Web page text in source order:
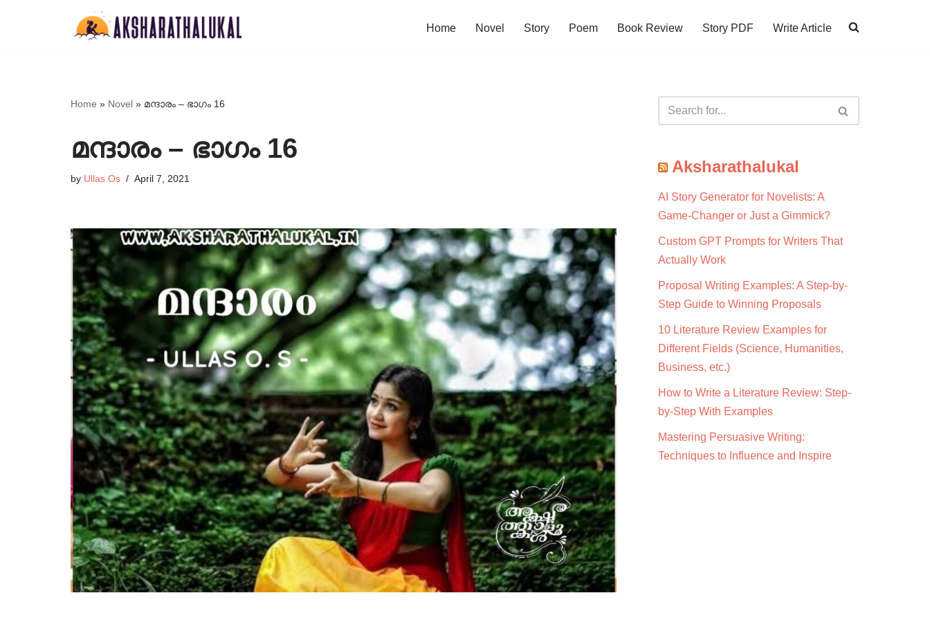
Home Novel Story Poem Book Review Story PDF Write Article
Home » Novel » മന്ദാരം – ഭാഗം 16
മന്ദാരം – ഭാഗം 16
by Ullas Os April 7, 2021
Aksharathalukal
AI Story Generator for Novelists: A
Game-Changer or Just a Gimmick?
Custom GPT Prompts for Writers That
Actually Work
Proposal Writing Examples: A Step-by-
Step Guide to Winning Proposals
10 Literature Review Examples for
Different Fields (Science, Humanities,
Business, etc.)
How to Write a Literature Review: Step-
by-Step With Examples
Mastering Persuasive Writing:
Techniques to Influence and Inspire